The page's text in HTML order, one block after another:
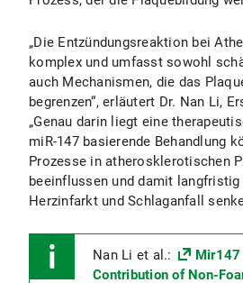
„Die Entzündungsreaktion bei
komplex und umfasst sowohl
auch Mechanismen, die das
begrenzen“, erläutert Dr. Nan Li,
„Genau darin liegt eine
miR-147 basierende Behandlung
Prozesse in atherosklerotischen
beeinflussen und damit
Herzinfarkt und Schlaganfall
Nan Li et al.:
Contribution of Non-